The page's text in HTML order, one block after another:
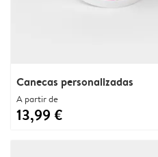
Canecas personalizadas
A partir de
13,99 €